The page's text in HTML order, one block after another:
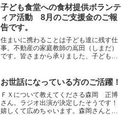
子ども食堂への食材提供ボランテ
ィア活動 8月のご支援金のご報
告です。
住まいに携わることは子ども達に残す仕
事。不動産の家庭教師の嶌田（しまだ）
です。皆さまから承りました、子ども食
金額 54,000円です。ありがとうござい
ます。大切に使わ...
お世話になっている方のご活躍！
ＦＸについて教えてくださる森岡 正博
さん。ラジオ出演が決定したそうです！
嬉しくて広めちゃいます。森岡さんとは